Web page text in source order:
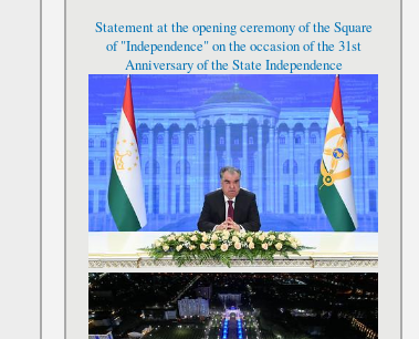
Statement at the opening ceremony of the Square
of "Independence" on the occasion of the 31st
Anniversary of the State Independence